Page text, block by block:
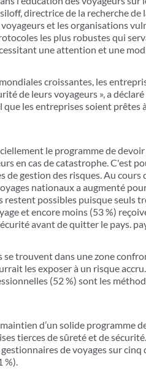
directrice de la recherche
et les organisations
les plus robustes qui
une attention et une
croissantes, les
de leurs voyageurs », a
les entreprises soient prêtes
le programme de
en cas de catastrophe. C'est
gestion des risques. Au cours
nationaux a augmenté
restent possibles puisque seuls
et encore moins (53 %)
avant de quitter le pays.
trouvent dans une zone
les exposer à un risque
(52 %) sont les
d’un solide programme
tierces de sûreté et de
de voyages sur
%).